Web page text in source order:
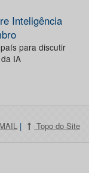
Inteligência
para discutir
IA
| Topo do Site